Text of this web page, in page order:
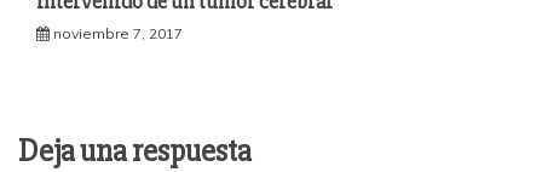
noviembre 7, 2017
Deja una respuesta